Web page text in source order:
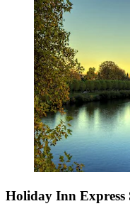
Holiday Inn